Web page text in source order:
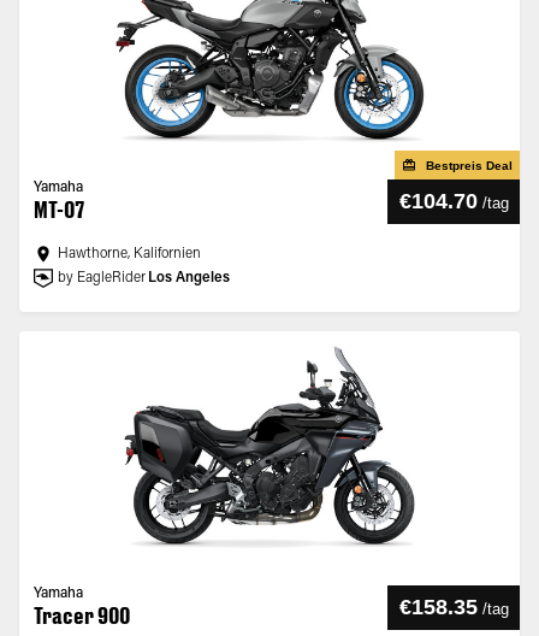
Bestpreis Deal
Yamaha
MT-07 €104.70 /tag
Hawthorne, Kalifornien
by EagleRider Los Angeles
Yamaha
Tracer 900 €158.35 /tag